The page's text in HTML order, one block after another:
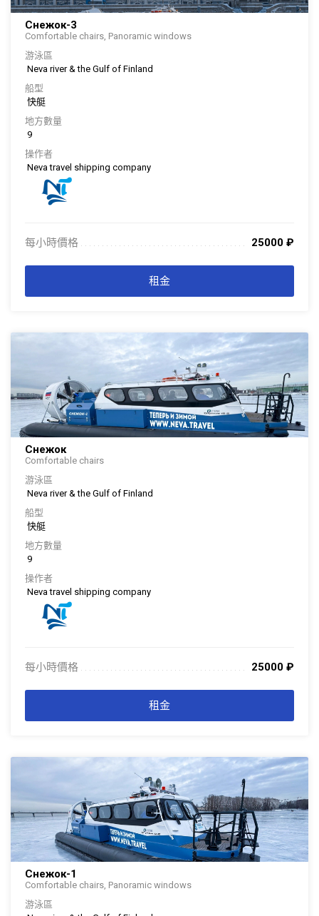
Снежок-3
Comfortable chairs, Panoramic windows
游泳區
Neva river & the Gulf of Finland
船型
快艇
地方數量
9
操作者
Neva travel shipping company
每小時價格 25000 ₽
. . . . . . . . . . . . . . . . . . . . . . . . . . . . . . . . . . . . . . . . . . . . . . . . . . . . . . . . . . . . . . .
租金
Снежок
Comfortable chairs
游泳區
Neva river & the Gulf of Finland
船型
快艇
地方數量
9
操作者
Neva travel shipping company
每小時價格 25000 ₽
. . . . . . . . . . . . . . . . . . . . . . . . . . . . . . . . . . . . . . . . . . . . . . . . . . . . . . . . . . . . . . .
租金
Снежок-1
Comfortable chairs, Panoramic windows
游泳區